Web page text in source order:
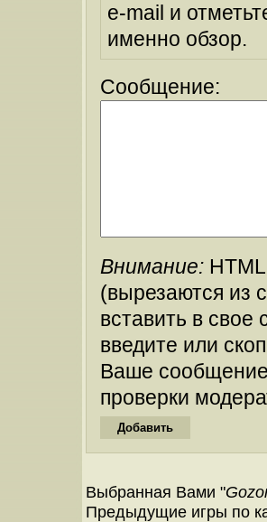
e-mail и
именно обзор.
Сообщение:
Внимание:
(вырезаются из
вставить в
введите или
Ваше
проверки
Выбранная Вами "
Предыдущие игры по